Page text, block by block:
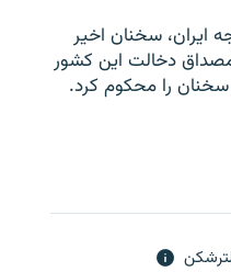
ایران، سخنان اخیر
مصداق دخالت این کشور
سخنان را محکوم کرد.